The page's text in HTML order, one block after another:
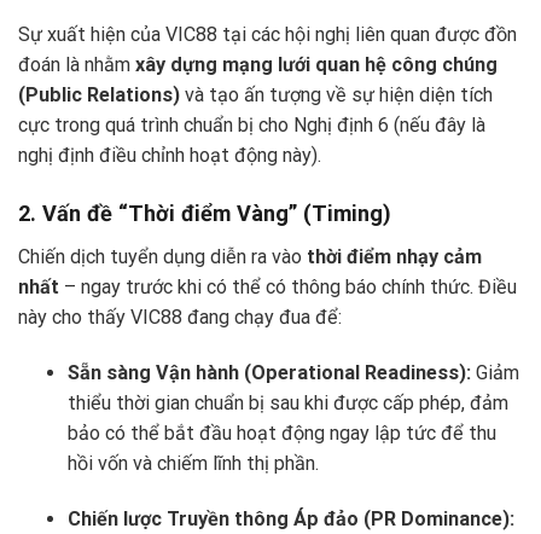
Sự xuất hiện của VIC88 tại các hội nghị liên quan được đồn
đoán là nhằm xây dựng mạng lưới quan hệ công chúng
(Public Relations) và tạo ấn tượng về sự hiện diện tích
cực trong quá trình chuẩn bị cho Nghị định 6 (nếu đây là
nghị định điều chỉnh hoạt động này).
2. Vấn đề “Thời điểm Vàng” (Timing)
Chiến dịch tuyển dụng diễn ra vào thời điểm nhạy cảm
nhất – ngay trước khi có thể có thông báo chính thức. Điều
này cho thấy VIC88 đang chạy đua để:
Sẵn sàng Vận hành (Operational Readiness): Giảm
thiểu thời gian chuẩn bị sau khi được cấp phép, đảm
bảo có thể bắt đầu hoạt động ngay lập tức để thu
hồi vốn và chiếm lĩnh thị phần.
Chiến lược Truyền thông Áp đảo (PR Dominance):